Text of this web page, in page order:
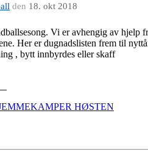
den 18. okt 2018
Vi er avhengig av hjelp
Her er dugnadslisten frem til
, bytt innbyrdes eller skaff
HØSTEN